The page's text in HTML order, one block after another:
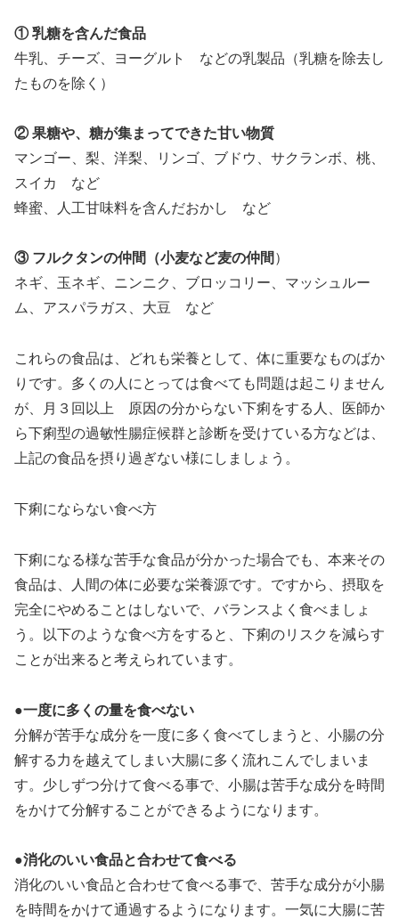
① 乳糖を含んだ食品
牛乳、チーズ、ヨーグルト などの乳製品（乳糖を除去し
たものを除く）
② 果糖や、糖が集まってできた甘い物質
マンゴー、梨、洋梨、リンゴ、ブドウ、サクランボ、桃、
スイカ など
蜂蜜、人工甘味料を含んだおかし など
③ フルクタンの仲間（小麦など麦の仲間 ）
ネギ、玉ネギ、ニンニク、ブロッコリー、マッシュルー
ム、アスパラガス、大豆 など
これらの食品は、どれも栄養として、体に重要なものばか
りです。多くの人にとっては食べても問題は起こりません
が、月３回以上 原因の分からない下痢をする人、医師か
ら下痢型の過敏性腸症候群と診断を受けている方などは、
上記の食品を摂り過ぎない様にしましょう。
下痢にならない食べ方
下痢になる様な苦手な食品が分かった場合でも、本来その
食品は、人間の体に必要な栄養源です。ですから、摂取を
完全にやめることはしないで、バランスよく食べましょ
う。以下のような食べ方をすると、下痢のリスクを減らす
ことが出来ると考えられています。
●一度に多くの量を食べない
分解が苦手な成分を一度に多く食べてしまうと、小腸の分
解する力を越えてしまい大腸に多く流れこんでしまいま
す。少しずつ分けて食べる事で、小腸は苦手な成分を時間
をかけて分解することができるようになります。
●消化のいい食品と合わせて食べる
消化のいい食品と合わせて食べる事で、苦手な成分が小腸
を時間をかけて通過するようになります。一気に大腸に苦